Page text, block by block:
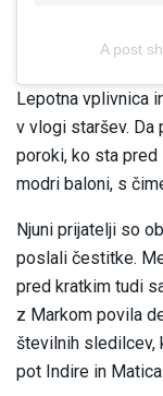
A post
Lepotna vplivnica
v vlogi staršev. Da
poroki, ko sta
modri baloni, s
Njuni prijatelji so
poslali čestitke.
pred kratkim tudi
z Markom povila
številnih sledilcev,
pot Indire in Matica.